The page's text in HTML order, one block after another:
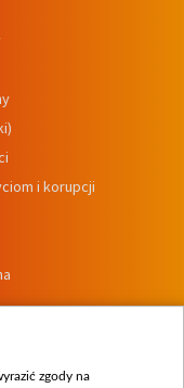
i korupcji
zgody na